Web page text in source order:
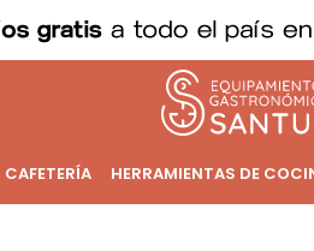
CAFETERÍA HERRAMIENTAS DE